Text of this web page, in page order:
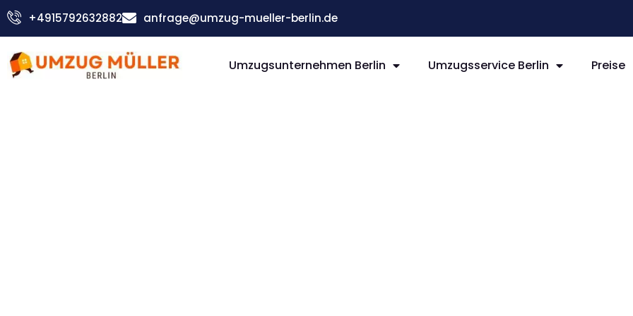
Zum
Inhalt
+4915792632882 anfrage@umzug-mueller-berlin.de
Umzugsunternehmen Berlin Umzugsservice Berlin Preise